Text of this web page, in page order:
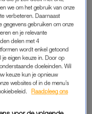
Er vinden zelfs
“Tijdens mijn
me, als ik terug zou
wilden klaarstomen.
in een nieuwe
Ik had niets op
hier zélf mee kwamen,
zat”, vertelt Barbara.
we om het gebruik van onze
verbeteren. Daarnaast
gegevens gebruiken om onze
en je relevante
delen met 4
wordt enkel getoond
je eigen keuze in. Door op
doeleinden. Wil
keuze kun je opnieuw
websites of in de menu’s
Raadpleeg ons